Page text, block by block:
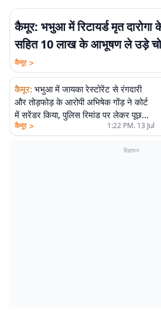
कैमूर: भभुआ में रिटायर्ड मृत दारोगा
सहित 10 लाख के आभूषण ले उड़े
वारदात
कैमूर >
कैमूर: भभुआ में जायका रेस्टोरेंट से रंगदारी
और तोड़फोड़ के आरोपी अभिषेक गोंड़ ने कोर्ट
में सरेंडर किया, पुलिस रिमांड पर लेकर पूछताछ
जारी
कैमूर > 1:22 PM. 13 Jul
विज्ञापन